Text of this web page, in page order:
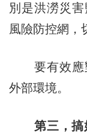
別是洪澇災
風險防控網，
要有效應對
外部環境。
第三，